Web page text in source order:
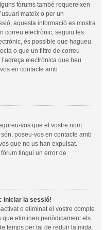
fòrums també requereixen
mateix o per un
aquesta informació es mostra
correu electrònic, seguiu les
és possible que hagueu
o que un filtre de correu
electrònica que heu
en contacte amb
vos que el vostre nom
poseu-vos en contacte amb
que no us han expulsat.
tingui un error de
iniciar la sessió!
o eliminat el vostre compte
que eliminen periòdicament els
temps per tal de reduir la mida